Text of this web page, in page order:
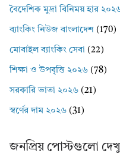
বৈদেশিক মুদ্রা বিনিময় হার
ব্যাংকিং নিউজ বাংলাদেশ (170)
মোবাইল ব্যাংকিং সেবা (22)
শিক্ষা ও উপবৃত্তি ২০২৬ (78)
সরকারি ভাতা ২০২৬ (21)
স্বর্ণের দাম ২০২৬ (31)
জনপ্রিয় পোস্টগুলো